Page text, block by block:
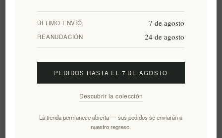
Suscribirse Desuscribirse
ÚLTIMO ENVÍO 7 de agosto
REANUDACIÓN 24 de agosto
PEDIDOS HASTA EL 7 DE AGOSTO
Descubrir la colección
La tienda permanece abierta — sus pedidos se enviarán a
nuestro regreso.